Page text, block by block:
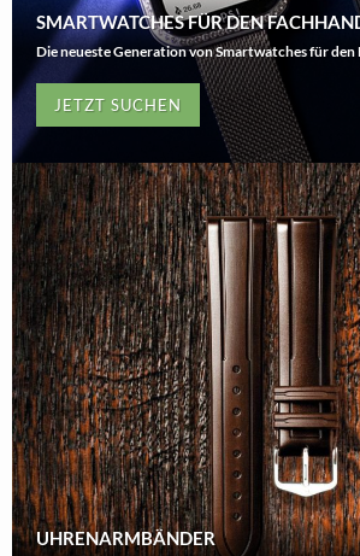
SMARTWATCHES FÜR DEN
Die neueste Generation von Smartwatches für den
JETZT SUCHEN
UHRENARMBÄNDER